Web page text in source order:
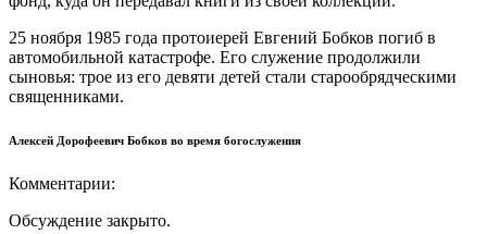
25 ноября 1985 года протоиерей Евгений Бобков погиб в
автомобильной катастрофе. Его служение продолжили
сыновья: трое из его девяти детей стали старообрядческими
священниками.
Алексей Дорофеевич Бобков во время богослужения
Комментарии:
Обсуждение закрыто.